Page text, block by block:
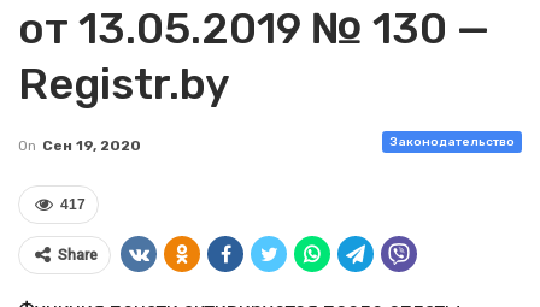
от 13.05.2019 № 130 —
Registr.by
Законодательство
On Сен 19, 2020
417
Share